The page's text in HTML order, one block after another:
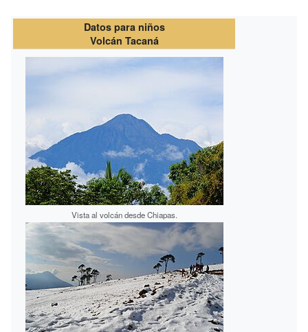
Datos para niños
Volcán Tacaná
Vista al volcán desde Chiapas.